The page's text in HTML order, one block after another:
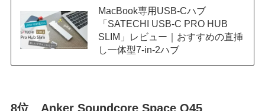
MacBook専用USB-Cハブ
「SATECHI USB-C PRO HUB
SLIM」レビュー｜おすすめの直挿
し一体型7-in-2ハブ
8位 Anker Soundcore Space Q45